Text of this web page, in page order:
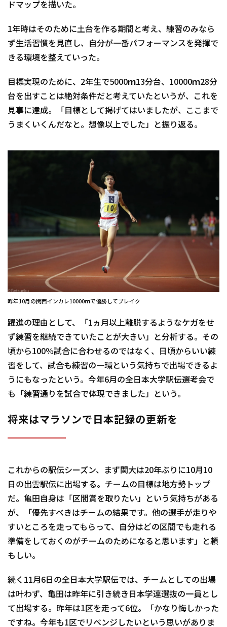
ドマップを描いた。
1年時はそのために土台を作る期間と考え、練習のみなら
ず生活習慣を見直し、自分が一番パフォーマンスを発揮で
きる環境を整えていった。
目標実現のために、2年生で5000ｍ13分台、10000ｍ28分
台を出すことは絶対条件だと考えていたというが、これを
見事に達成。「目標として掲げてはいましたが、ここまで
うまくいくんだなと。想像以上でした」と振り返る。
昨年10月の関西インカレ10000ｍで優勝してブレイク
躍進の理由として、「1ヵ月以上離脱するようなケガをせ
ず練習を継続できていたことが大きい」と分析する。その
頃から100％試合に合わせるのではなく、日頃からいい練
習をして、試合も練習の一環という気持ちで出場できるよ
うにもなったという。今年6月の全日本大学駅伝選考会で
も「練習通りを試合で体現できました」という。
将来はマラソンで日本記録の更新を
これからの駅伝シーズン、まず関大は20年ぶりに10月10
日の出雲駅伝に出場する。チームの目標は地方勢トップ
だ。亀田自身は「区間賞を取りたい」という気持ちがある
が、「優先すべきはチームの結果です。他の選手が走りや
すいところを走ってもらって、自分はどの区間でも走れる
準備をしておくのがチームのためになると思います」と頼
もしい。
続く11月6日の全日本大学駅伝では、チームとしての出場
は叶わず、亀田は昨年に引き続き日本学連選抜の一員とし
て出場する。昨年は1区を走って6位。「かなり悔しかった
ですね。今年も1区でリベンジしたいという思いがありま